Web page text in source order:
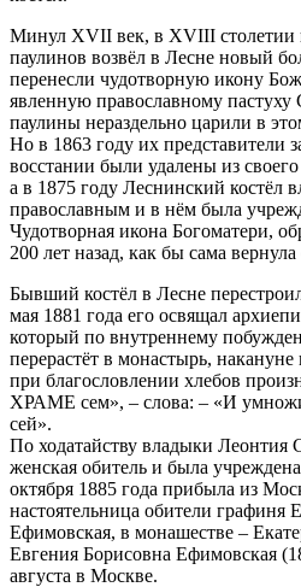
Минул XVII век, в XVIII столетии
паулинов возвёл в Лесне новый
перенесли чудотворную икону
явленную православному
паулины нераздельно царили в
Но в 1863 году их представители
восстании были удалены из
а в 1875 году Леснинский костёл
православным и в нём была
Чудотворная икона Богоматери,
200 лет назад, как бы сама
Бывший костёл в Лесне
мая 1881 года его освящал
который по внутреннему
перерастёт в монастырь,
при благословлении хлебов
ХРАМЕ сем», – слова: – «И
сей».
По ходатайству владыки Леонтия
женская обитель и была
октября 1885 года прибыла из
настоятельница обители графиня
Ефимовская, в монашестве –
Евгения Борисовна Ефимовская
августа в Москве.